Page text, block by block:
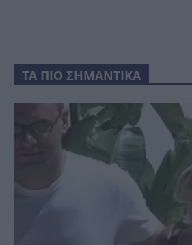
ΤΑ ΠΙΟ ΣΗΜΑΝΤΙΚΑ